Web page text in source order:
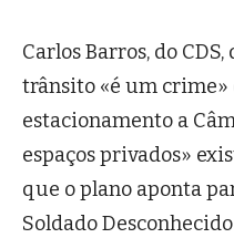
Carlos Barros, do
trânsito «é um crime»
estacionamento a
espaços privados»
que o plano aponta
Soldado